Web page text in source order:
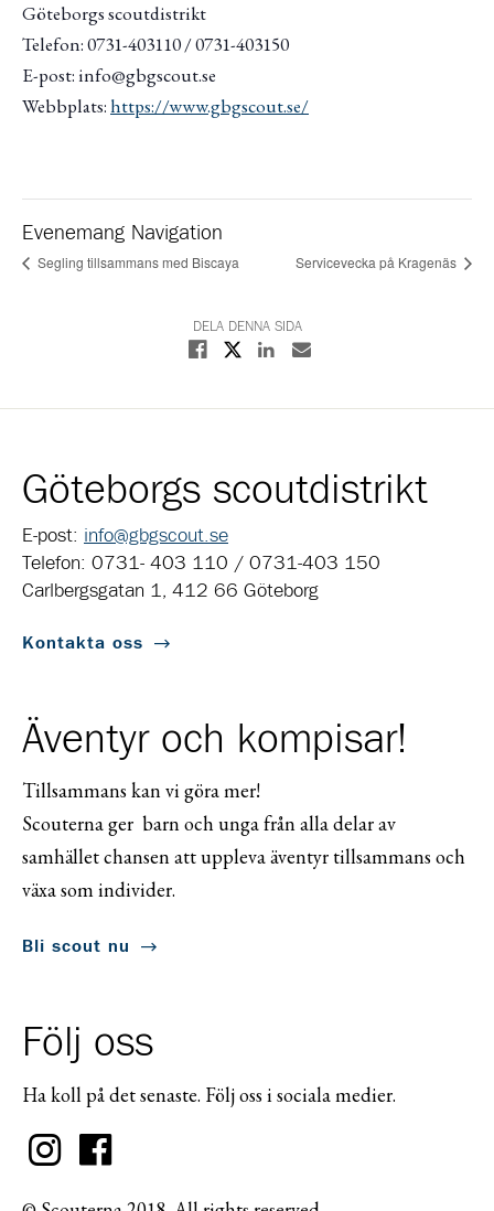
Göteborgs scoutdistrikt
Telefon: 0731-403110 / 0731-403150
E-post: info@gbgscout.se
Webbplats:https://www.gbgscout.se/
Evenemang Navigation
Segling tillsammans med Biscaya Servicevecka på Kragenäs
DELA DENNA SIDA
Dela på Facebook
Dela på XDela på Linkedin
Dela med E-post
Göteborgs scoutdistrikt
E-post: info@gbgscout.se
Telefon: 0731- 403 110 / 0731-403 150
Carlbergsgatan 1, 412 66 Göteborg
Kontakta oss
Äventyr och kompisar!
Tillsammans kan vi göra mer!
Scouterna ger barn och unga från alla delar av
samhället chansen att uppleva äventyr tillsammans och
växa som individer.
Bli scout nu
Följ oss
Ha koll på det senaste. Följ oss i sociala medier.